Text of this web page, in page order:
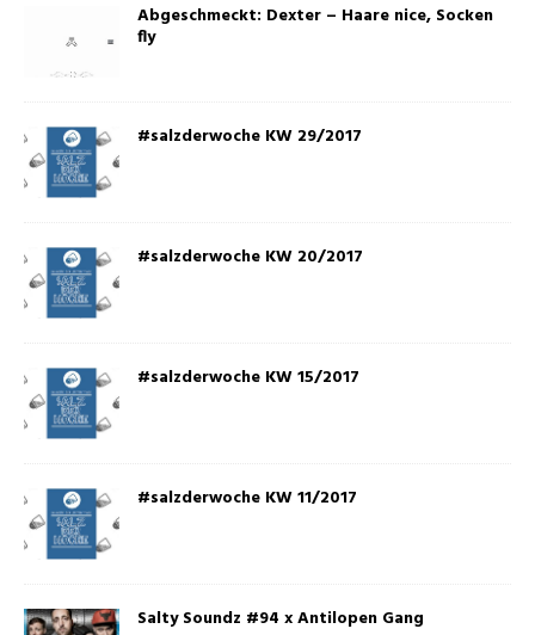
Abgeschmeckt: Dexter – Haare nice, Socken
fly
#salzderwoche KW 29/2017
#salzderwoche KW 20/2017
#salzderwoche KW 15/2017
#salzderwoche KW 11/2017
Salty Soundz #94 x Antilopen Gang